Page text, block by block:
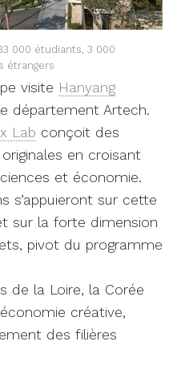
000 étudiants, 3 000
étrangers
visite Hanyang
département Artech.
Lab conçoit des
en croisant
et économie.
s’appuieront sur cette
sur la forte dimension
pivot du programme
de la Loire, la Corée
créative,
des filières